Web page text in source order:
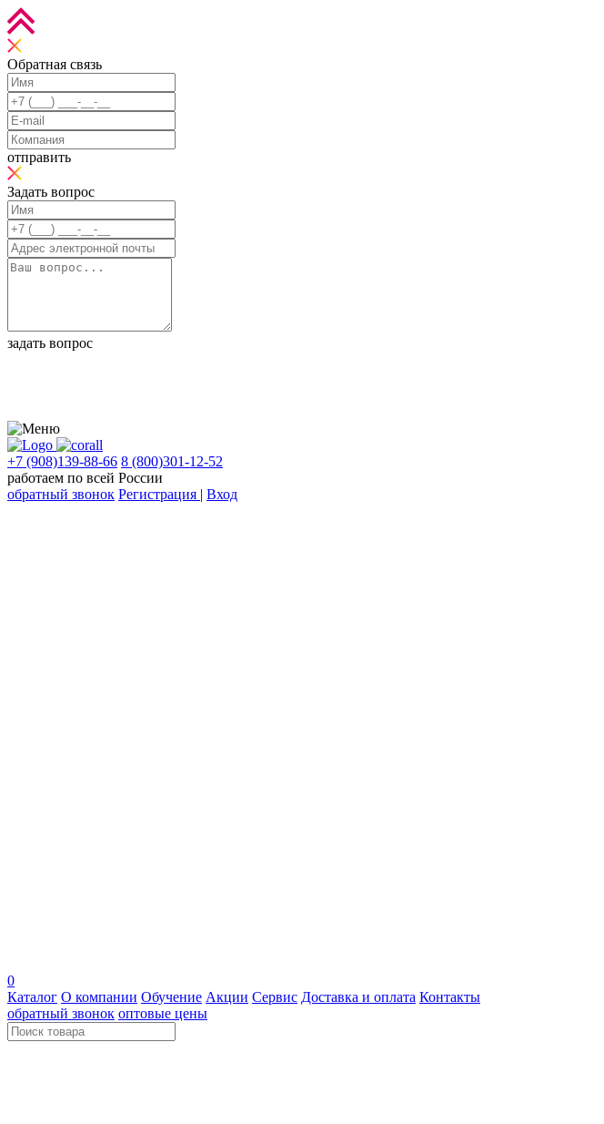
Обратная связь
отправить
Задать вопрос
задать вопрос
+7 (908)139-88-66 8 (800)301-12-52
работаем по всей России
обратный звонок Регистрация | Вход
0
Каталог О компании Обучение Акции Сервис Доставка и оплата Контакты
обратный звонок оптовые цены